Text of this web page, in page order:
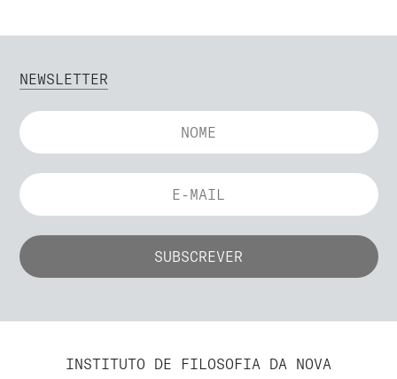
NEWSLETTER
INSTITUTO DE FILOSOFIA DA NOVA